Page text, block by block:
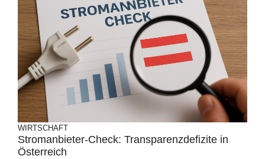
WIRTSCHAFT
Stromanbieter-Check: Transparenzdefizite in
Österreich